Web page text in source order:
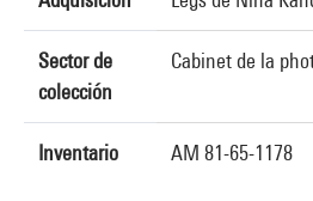
Sector de
colección
Cabinet de la
Inventario AM 81-65-1178